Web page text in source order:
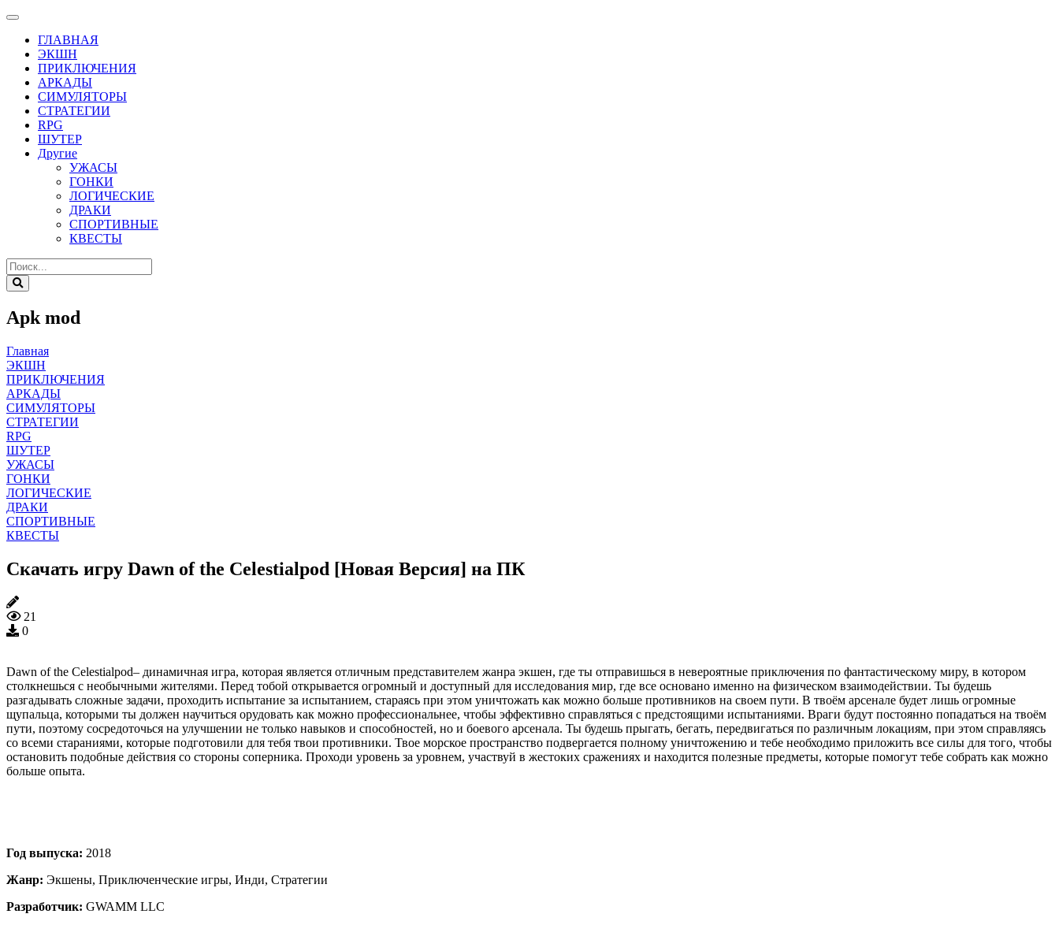
ГЛАВНАЯ
ЭКШН
ПРИКЛЮЧЕНИЯ
АРКАДЫ
СИМУЛЯТОРЫ
СТРАТЕГИИ
RPG
ШУТЕР
Другие
УЖАСЫ
ГОНКИ
ЛОГИЧЕСКИЕ
ДРАКИ
СПОРТИВНЫЕ
КВЕСТЫ
Apk mod
Главная
ЭКШН
ПРИКЛЮЧЕНИЯ
АРКАДЫ
СИМУЛЯТОРЫ
СТРАТЕГИИ
RPG
ШУТЕР
УЖАСЫ
ГОНКИ
ЛОГИЧЕСКИЕ
ДРАКИ
СПОРТИВНЫЕ
КВЕСТЫ
Скачать игру Dawn of the Celestialpod [Новая Версия] на ПК
21
0
Dawn of the Celestialpod– динамичная игра, которая является отличным представителем жанра экшен, где ты отправишься в невероятные приключения по фантастическому миру, в котором
столкнешься с необычными жителями. Перед тобой открывается огромный и доступный для исследования мир, где все основано именно на физическом взаимодействии. Ты будешь
разгадывать сложные задачи, проходить испытание за испытанием, стараясь при этом уничтожать как можно больше противников на своем пути. В твоём арсенале будет лишь огромные
щупальца, которыми ты должен научиться орудовать как можно профессиональнее, чтобы эффективно справляться с предстоящими испытаниями. Враги будут постоянно попадаться на твоём
пути, поэтому сосредоточься на улучшении не только навыков и способностей, но и боевого арсенала. Ты будешь прыгать, бегать, передвигаться по различным локациям, при этом справляясь
со всеми стараниями, которые подготовили для тебя твои противники. Твое морское пространство подвергается полному уничтожению и тебе необходимо приложить все силы для того, чтобы
остановить подобные действия со стороны соперника. Проходи уровень за уровнем, участвуй в жестоких сражениях и находится полезные предметы, которые помогут тебе собрать как можно
больше опыта.
Год выпуска: 2018
Жанр: Экшены, Приключенческие игры, Инди, Стратегии
Разработчик: GWAMM LLC